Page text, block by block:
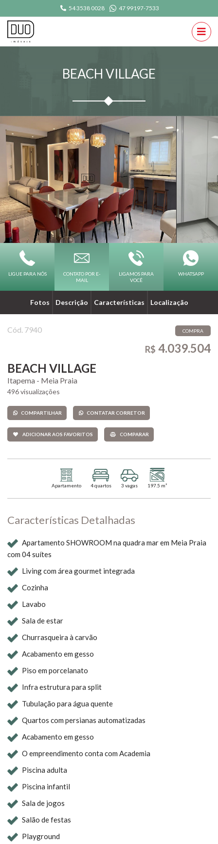
54 3538 0028 47 99197-7533
BEACH VILLAGE
LIGUE PARA NÓS
CONTATO POR E-
MAIL
LIGAMOS PARA
VOCÊ
WHATSAPP
Fotos Descrição Características Localização
Cód. 7940 COMPRA
R$ 4.039.504
BEACH VILLAGE
Itapema - Meia Praia
496 visualizações
COMPARTILHAR CONTATAR CORRETOR
ADICIONAR AOS FAVORITOS COMPARAR
Apartamento 4 quartos 3 vagas 197.5 m²
Características Detalhadas
Apartamento SHOWROOM na quadra mar em Meia Praia
com 04 suítes
Living com área gourmet integrada
Cozinha
Lavabo
Sala de estar
Churrasqueira à carvão
Acabamento em gesso
Piso em porcelanato
Infra estrutura para split
Tubulação para água quente
Quartos com persianas automatizadas
Acabamento em gesso
O empreendimento conta com Academia
Piscina adulta
Piscina infantil
Sala de jogos
Salão de festas
Playground